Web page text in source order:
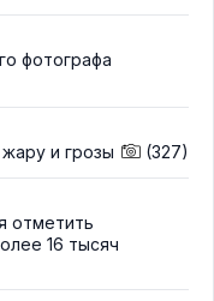
фотографа
и грозы (327)
отметить
16 тысяч